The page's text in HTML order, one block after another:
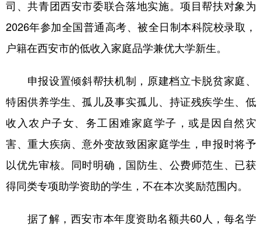
司、共青团西安市委联合落地实施。项目帮扶对象为
2026年参加全国普通高考、被全日制本科院校录取，
户籍在西安市的低收入家庭品学兼优大学新生。
申报设置倾斜帮扶机制，原建档立卡脱贫家庭、
特困供养学生、孤儿及事实孤儿、持证残疾学生、低
收入农户子女、务工困难家庭学子，或是因自然灾
害、重大疾病、意外变故致困家庭学生，申报时将予
以优先审核。同时明确，国防生、公费师范生、已获
得同类专项助学资助的学生，不在本次奖励范围内。
据了解，西安市本年度资助名额共60人，每名学